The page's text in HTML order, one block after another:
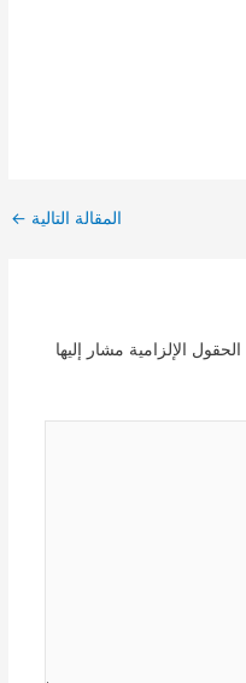
المقالة التالية ←
الحقول الإلزامية مشار إليها